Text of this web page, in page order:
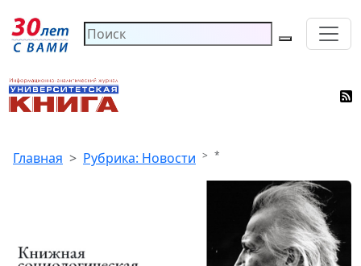
Главная Рубрика: Новости *